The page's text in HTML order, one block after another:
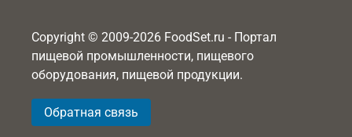
Copyright © 2009-2026 FoodSet.ru - Портал
пищевой промышленности, пищевого
оборудования, пищевой продукции.
Обратная связь